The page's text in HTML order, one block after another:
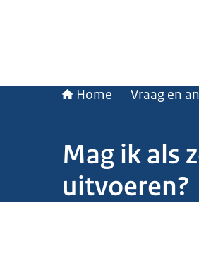
Home Vraag en
Mag ik als
uitvoeren?